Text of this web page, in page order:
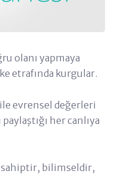
olanı yapmaya
etrafında kurgular.
evrensel değerleri
her canlıya
sahiptir, bilimseldir,